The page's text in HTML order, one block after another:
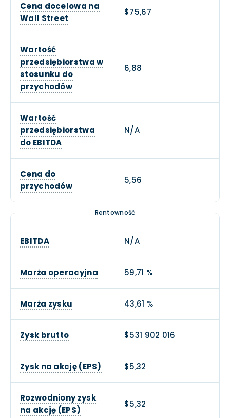
Cena docelowa na
Wall Street
$75,67
Wartość
przedsiębiorstwa w
stosunku do
przychodów
6,88
Wartość
przedsiębiorstwa
do EBITDA
N/A
Cena do
przychodów
5,56
Rentowność
EBITDA N/A
Marża operacyjna 59,71 %
Marża zysku 43,61 %
Zysk brutto $531 902 016
Zysk na akcję (EPS) $5,32
Rozwodniony zysk
na akcję (EPS)
$5,32